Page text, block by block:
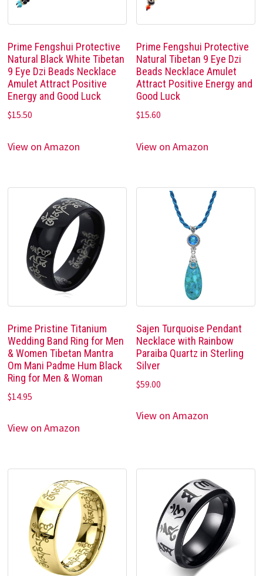
Prime Fengshui Protective
Natural Black White Tibetan
9 Eye Dzi Beads Necklace
Amulet Attract Positive
Energy and Good Luck
$15.50
View on Amazon
Prime Fengshui Protective
Natural Tibetan 9 Eye Dzi
Beads Necklace Amulet
Attract Positive Energy and
Good Luck
$15.60
View on Amazon
Prime Pristine Titanium
Wedding Band Ring for Men
& Women Tibetan Mantra
Om Mani Padme Hum Black
Ring for Men & Woman
$14.95
View on Amazon
Sajen Turquoise Pendant
Necklace with Rainbow
Paraiba Quartz in Sterling
Silver
$59.00
View on Amazon